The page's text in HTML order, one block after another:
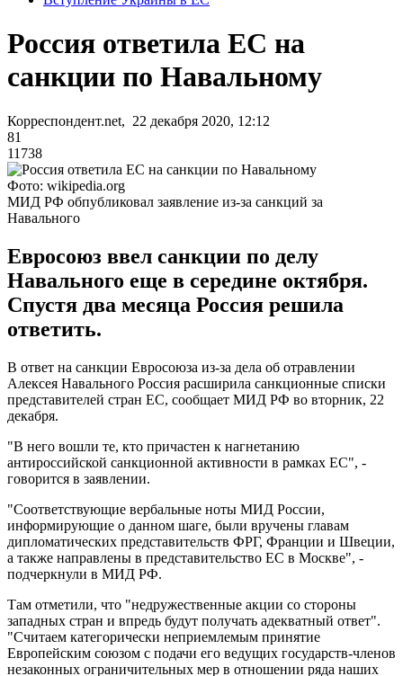
Россия ответила ЕС на
санкции по Навальному
Корреспондент.net, 22 декабря 2020, 12:12
81
11738
Фото: wikipedia.org
МИД РФ обпубликовал заявление из-за санкций за
Навального
Евросоюз ввел санкции по делу
Навального еще в середине октября.
Спустя два месяца Россия решила
ответить.
В ответ на санкции Евросоюза из-за дела об отравлении
Алексея Навального Россия расширила санкционные списки
представителей стран ЕС, сообщает МИД РФ во вторник, 22
декабря.
"В него вошли те, кто причастен к нагнетанию
антироссийской санкционной активности в рамках ЕС", -
говорится в заявлении.
"Соответствующие вербальные ноты МИД России,
информирующие о данном шаге, были вручены главам
дипломатических представительств ФРГ, Франции и Швеции,
а также направлены в представительство ЕС в Москве", -
подчеркнули в МИД РФ.
Там отметили, что "недружественные акции со стороны
западных стран и впредь будут получать адекватный ответ".
"Считаем категорически неприемлемым принятие
Европейским союзом с подачи его ведущих государств-членов
незаконных ограничительных мер в отношении ряда наших